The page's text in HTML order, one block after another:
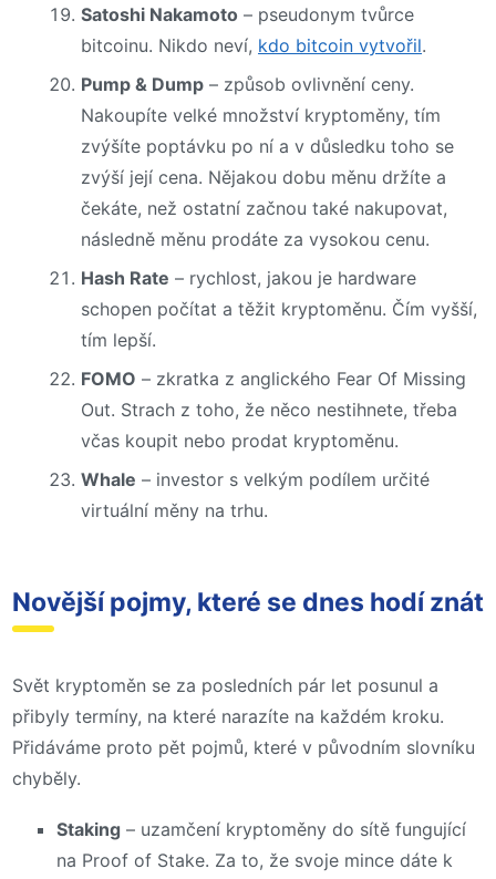
Satoshi Nakamoto – pseudonym tvůrce
bitcoinu. Nikdo neví, kdo bitcoin vytvořil.
Pump & Dump – způsob ovlivnění ceny.
Nakoupíte velké množství kryptoměny, tím
zvýšíte poptávku po ní a v důsledku toho se
zvýší její cena. Nějakou dobu měnu držíte a
čekáte, než ostatní začnou také nakupovat,
následně měnu prodáte za vysokou cenu.
Hash Rate – rychlost, jakou je hardware
schopen počítat a těžit kryptoměnu. Čím vyšší,
tím lepší.
FOMO – zkratka z anglického Fear Of Missing
Out. Strach z toho, že něco nestihnete, třeba
včas koupit nebo prodat kryptoměnu.
Whale – investor s velkým podílem určité
virtuální měny na trhu.
Novější pojmy, které se dnes hodí znát
Svět kryptoměn se za posledních pár let posunul a
přibyly termíny, na které narazíte na každém kroku.
Přidáváme proto pět pojmů, které v původním slovníku
chyběly.
Staking – uzamčení kryptoměny do sítě fungující
na Proof of Stake. Za to, že svoje mince dáte k